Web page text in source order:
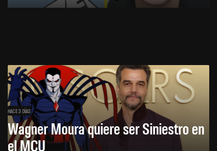
HACE 3 DÍAS
Wagner Moura quiere ser Siniestro en
el MCU